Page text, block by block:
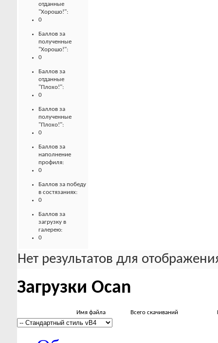
отданные
"Хорошо!":
0
Баллов за
полученные
"Хорошо!":
0
Баллов за
отданные
"Плохо!":
0
Баллов за
полученные
"Плохо!":
0
Баллов за
наполнение
профиля:
0
Баллов за победу
в состязаниях:
0
Баллов за
загрузку в
галерею:
0
Нет результатов для
Загрузки Ocan
Имя файла Всего скачиваний